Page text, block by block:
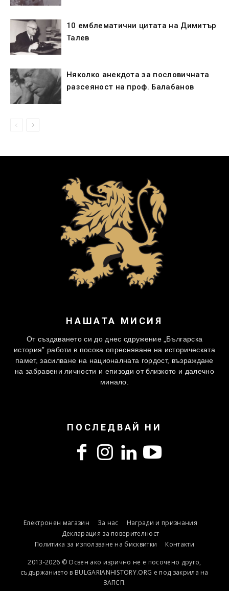
10 емблематични цитата на Димитър
Талев
Няколко анекдота за пословичната
разсеяност на проф. Балабанов
НАШАТА МИСИЯ
От създаването си до днес сдружение „Българска
история” работи в посока опресняване на историческата
памет, засилване на националната гордост, възраждане
на забравени личности и епизоди от близкото и далечно
минало.
ПОСЛЕДВАЙ НИ
Електронен магазин За нас
Награди и признания
Декларация за поверителност
Политика за използване на бисквитки
Контакти
2013-2026 © Освен ако изрично не е посочено друго,
съдържанието в BULGARIANHISTORY.ORG е под закрила на
ЗАПСП.